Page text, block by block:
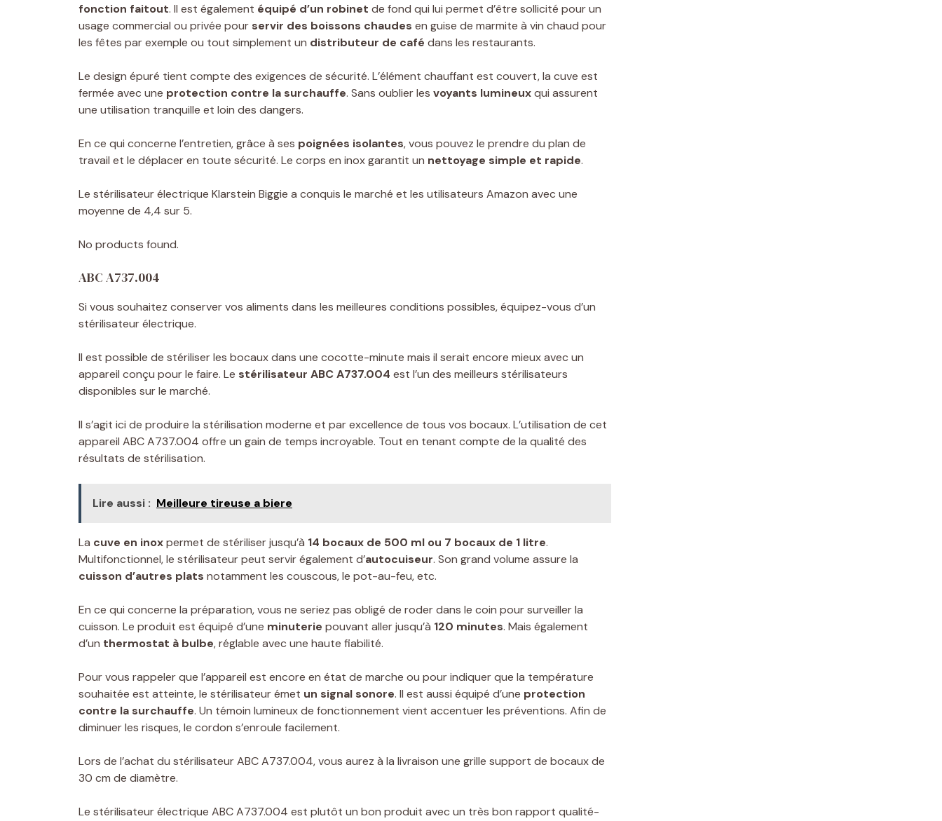
fonction faitout. Il est également équipé d’un robinet de fond qui lui permet d’être sollicité pour un
usage commercial ou privée pour servir des boissons chaudes en guise de marmite à vin chaud pour
les fêtes par exemple ou tout simplement un distributeur de café dans les restaurants.
Le design épuré tient compte des exigences de sécurité. L’élément chauffant est couvert, la cuve est
fermée avec une protection contre la surchauffe. Sans oublier les voyants lumineuxqui assurent
une utilisation tranquille et loin des dangers.
En ce qui concerne l’entretien, grâce à ses poignées isolantes, vous pouvez le prendre du plan de
travail et le déplacer en toute sécurité. Le corps en inox garantit un nettoyage simple et rapide.
Le stérilisateur électrique Klarstein Biggie a conquis le marché et les utilisateurs Amazon avec une
moyenne de 4,4 sur 5.
No products found.
ABC A737.004
Si vous souhaitez conserver vos aliments dans les meilleures conditions possibles, équipez-vous d’un
stérilisateur électrique.
Il est possible de stériliser les bocaux dans une cocotte-minute mais il serait encore mieux avec un
appareil conçu pour le faire. Le stérilisateur ABC A737.004 est l’un des meilleurs stérilisateurs
disponibles sur le marché.
Il s’agit ici de produire la stérilisation moderne et par excellence de tous vos bocaux. L’utilisation de cet
appareil ABC A737.004 offre un gain de temps incroyable. Tout en tenant compte de la qualité des
résultats de stérilisation.
Lire aussi : Meilleure tireuse a biere
La cuve en inoxpermet de stériliser jusqu’à 14 bocaux de 500 ml ou 7 bocaux de 1 litre.
Multifonctionnel, le stérilisateur peut servir également d’autocuiseur. Son grand volume assure la
cuisson d’autres plats notamment les couscous, le pot-au-feu, etc.
En ce qui concerne la préparation, vous ne seriez pas obligé de roder dans le coin pour surveiller la
cuisson. Le produit est équipé d’une minuterie pouvant aller jusqu’à 120 minutes. Mais également
d’un thermostat à bulbe, réglable avec une haute fiabilité.
Pour vous rappeler que l’appareil est encore en état de marche ou pour indiquer que la température
souhaitée est atteinte, le stérilisateur émet un signal sonore. Il est aussi équipé d’une protection
contre la surchauffe. Un témoin lumineux de fonctionnement vient accentuer les préventions. Afin de
diminuer les risques, le cordon s’enroule facilement.
Lors de l’achat du stérilisateur ABC A737.004, vous aurez à la livraison une grille support de bocaux de
30 cm de diamètre.
Le stérilisateur électrique ABC A737.004 est plutôt un bon produit avec un très bon rapport qualité-